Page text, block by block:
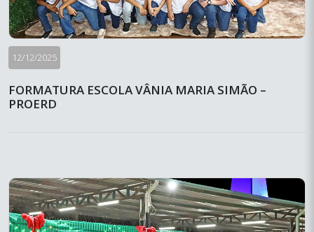
12/12/2025
FORMATURA ESCOLA VÂNIA MARIA SIMÃO –
PROERD